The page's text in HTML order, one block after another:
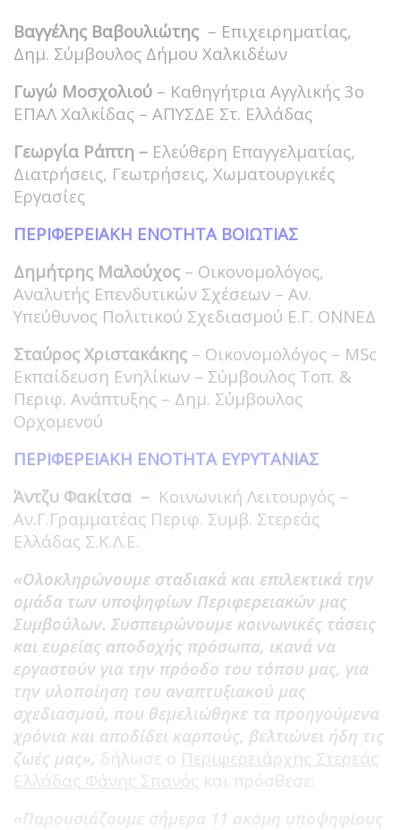
Βαγγέλης Βαβουλιώτης – Επιχειρηματίας,
Δημ. Σύμβουλος Δήμου Χαλκιδέων
Γωγώ Μοσχολιού – Καθηγήτρια Αγγλικής 3ο
ΕΠΑΛ Χαλκίδας – ΑΠΥΣΔΕ Στ. Ελλάδας
Γεωργία Ράπτη – Ελεύθερη Επαγγελματίας,
Διατρήσεις, Γεωτρήσεις, Χωματουργικές
Εργασίες
ΠΕΡΙΦΕΡΕΙΑΚΗ ΕΝΟΤΗΤΑ ΒΟΙΩΤΙΑΣ
Δημήτρης Μαλούχος – Οικονομολόγος,
Αναλυτής Επενδυτικών Σχέσεων – Αν.
Υπεύθυνος Πολιτικού Σχεδιασμού Ε.Γ. ΟΝΝΕΔ
Σταύρος Χριστακάκης – Οικονομολόγος – MSc
Εκπαίδευση Ενηλίκων – Σύμβουλος Τοπ. &
Περιφ. Ανάπτυξης – Δημ. Σύμβουλος
Ορχομενού
ΠΕΡΙΦΕΡΕΙΑΚΗ ΕΝΟΤΗΤΑ ΕΥΡΥΤΑΝΙΑΣ
Άντζυ Φακίτσα – Κοινωνική Λειτουργός –
Αν.Γ.Γραμματέας Περιφ. Συμβ. Στερεάς
Ελλάδας Σ.Κ.Λ.Ε.
«Ολοκληρώνουμε σταδιακά και επιλεκτικά την
ομάδα των υποψηφίων Περιφερειακών μας
Συμβούλων. Συσπειρώνουμε κοινωνικές τάσεις
και ευρείας αποδοχής πρόσωπα, ικανά να
εργαστούν για την πρόοδο του τόπου μας, για
την υλοποίηση του αναπτυξιακού μας
σχεδιασμού, που θεμελιώθηκε τα προηγούμενα
χρόνια και αποδίδει καρπούς, βελτιώνει ήδη τις
ζωές μας», δήλωσε ο Περιφερειάρχης Στερεάς
Ελλάδας Φάνης Σπανός και πρόσθεσε:
«Παρουσιάζουμε σήμερα 11 ακόμη υποψηφίους